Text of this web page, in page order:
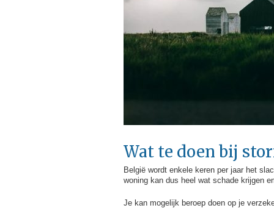
Wat te doen bij
België wordt enkele keren per jaar het
woning kan dus heel wat schade krijgen
Je kan mogelijk beroep doen op je